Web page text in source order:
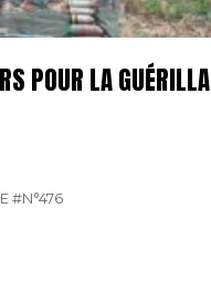
POUR LA GUÉRILLA
#N°476